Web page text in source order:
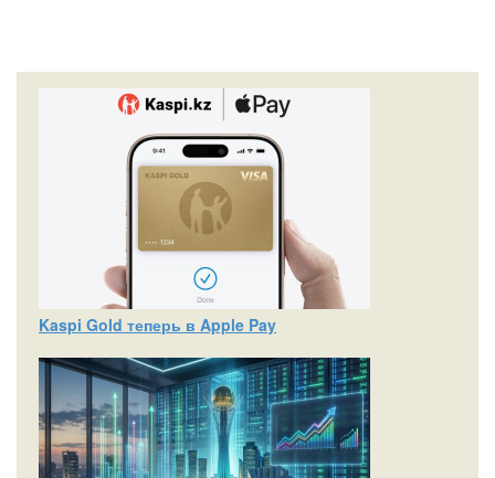
Kaspi Gold теперь в Apple Pay